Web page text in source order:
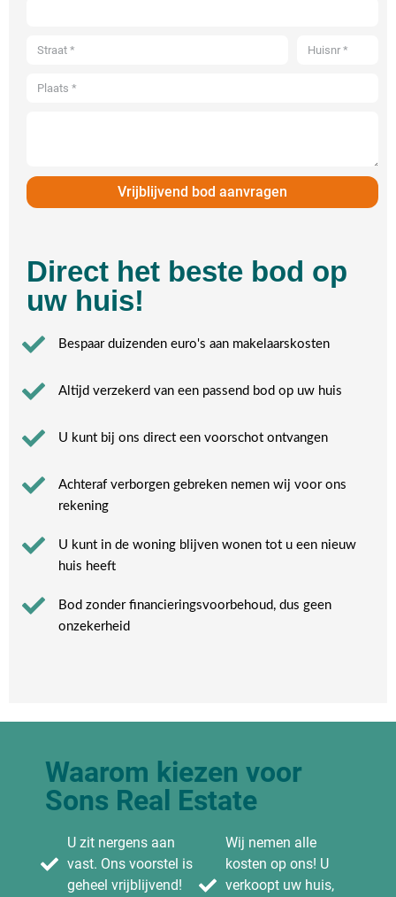
Vrijblijvend bod aanvragen
Direct het beste bod op
uw huis!
Bespaar duizenden euro's aan makelaarskosten
Altijd verzekerd van een passend bod op uw huis
U kunt bij ons direct een voorschot ontvangen
Achteraf verborgen gebreken nemen wij voor ons
rekening​
U kunt in de woning blijven wonen tot u een nieuw
huis heeft​
Bod zonder financieringsvoorbehoud, dus geen
onzekerheid​
Waarom kiezen voor
Sons Real Estate
U zit nergens aan
vast. Ons voorstel is
geheel vrijblijvend!
Wij nemen alle
kosten op ons! U
verkoopt uw huis,